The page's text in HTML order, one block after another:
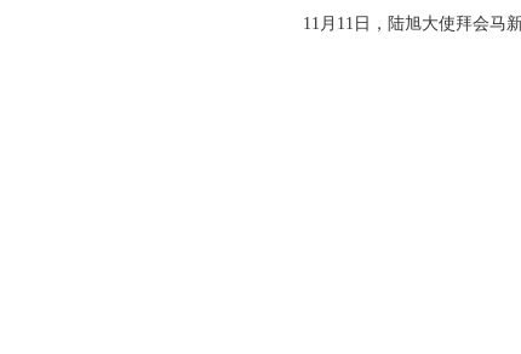
11月11日，陆旭大使拜会马